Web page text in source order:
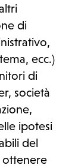
di
ecc.)
di
società
ipotesi
del
ottenere